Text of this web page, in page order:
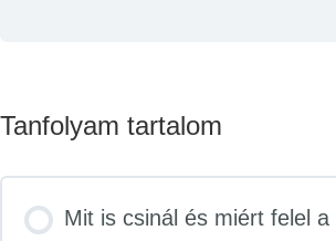
Tanfolyam tartalom
Mit is csinál és miért felel